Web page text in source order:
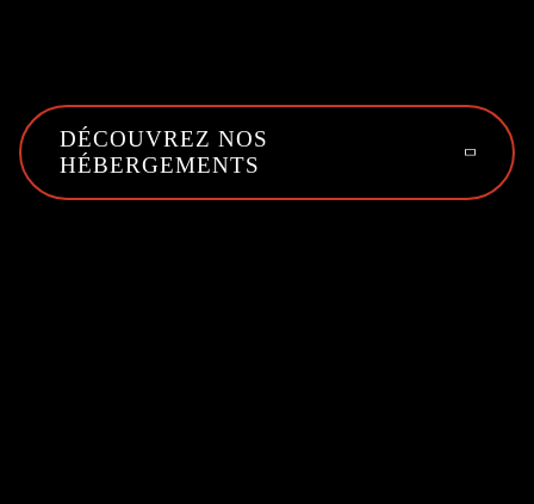
DÉCOUVREZ NOS
HÉBERGEMENTS